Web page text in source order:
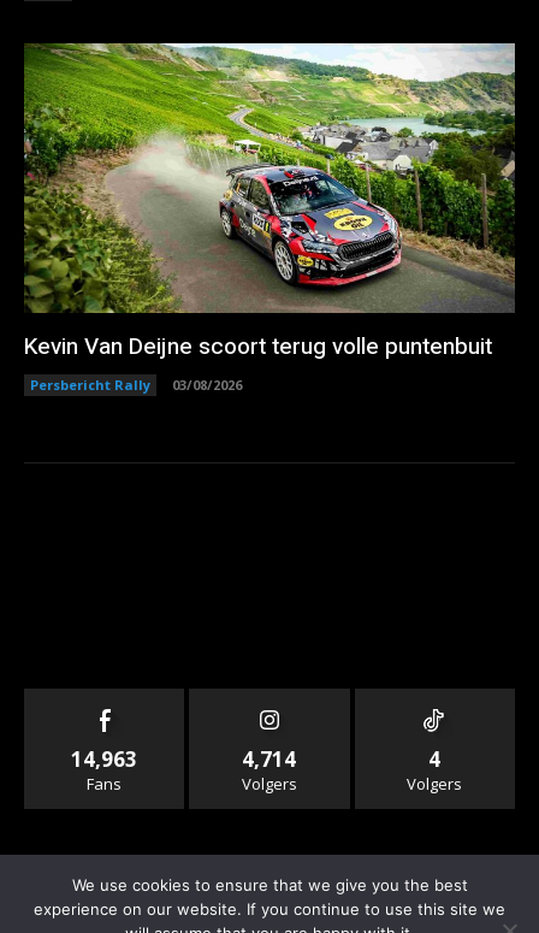
Kevin Van Deijne scoort terug volle puntenbuit
Persbericht Rally 03/08/2026
14,963
Fans
4,714
Volgers
4
Volgers
We use cookies to ensure that we give you the best
experience on our website. If you continue to use this site we